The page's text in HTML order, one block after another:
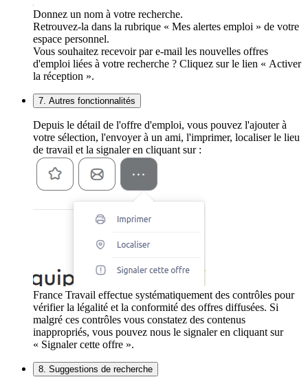
Donnez un nom à votre recherche.
Retrouvez-la dans la rubrique « Mes alertes emploi » de votre
espace personnel.
Vous souhaitez recevoir par e-mail les nouvelles offres
d'emploi liées à votre recherche ? Cliquez sur le lien « Activer
la réception ».
7. Autres fonctionnalités
Depuis le détail de l'offre d'emploi, vous pouvez l'ajouter à
votre sélection, l'envoyer à un ami, l'imprimer, localiser le lieu
de travail et la signaler en cliquant sur :
France Travail effectue systématiquement des contrôles pour
vérifier la légalité et la conformité des offres diffusées. Si
malgré ces contrôles vous constatez des contenus
inappropriés, vous pouvez nous le signaler en cliquant sur
« Signaler cette offre ».
8. Suggestions de recherche